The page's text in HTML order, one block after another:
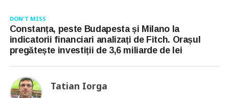
DON'T MISS
Constanța, peste Budapesta și Milano la
indicatorii financiari analizați de Fitch. Orașul
pregătește investiții de 3,6 miliarde de lei
Tatian Iorga